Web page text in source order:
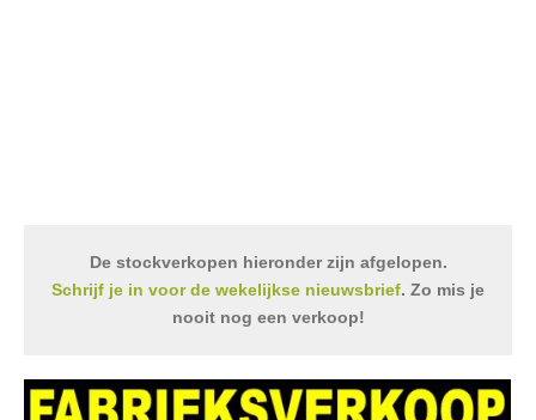
De stockverkopen hieronder zijn afgelopen.
Schrijf je in voor de wekelijkse nieuwsbrief. Zo mis je
nooit nog een verkoop!